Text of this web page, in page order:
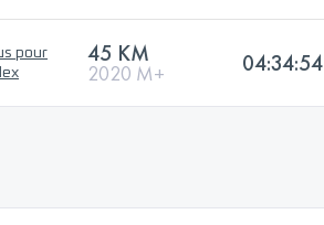
pour
45 KM
2020 M+ 04:34:54